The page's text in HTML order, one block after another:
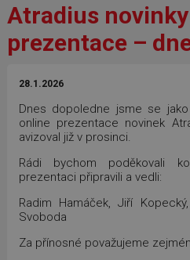
Atradius
prezentace –
28.1.2026
Dnes dopoledne jsme se jako
online prezentace novinek
avizoval již v prosinci.
Rádi bychom poděkovali
prezentaci připravili a vedli:
Radim Hamáček, Jiří
Svoboda
Za přínosné považujeme